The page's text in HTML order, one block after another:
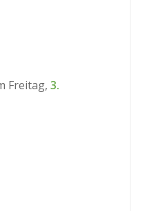
Freitag, 3.